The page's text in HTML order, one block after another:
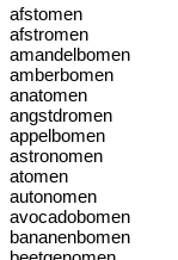
afstomen
afstromen
amandelbomen
amberbomen
anatomen
angstdromen
appelbomen
astronomen
atomen
autonomen
avocadobomen
bananenbomen